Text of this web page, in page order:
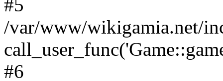
#5
/var/www/wikigamia.net/
#6